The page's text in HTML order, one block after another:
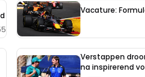
Vacature:
Verstappen
na inspirerend